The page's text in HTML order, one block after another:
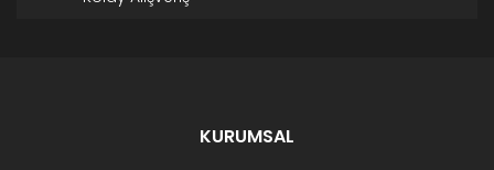
KURUMSAL